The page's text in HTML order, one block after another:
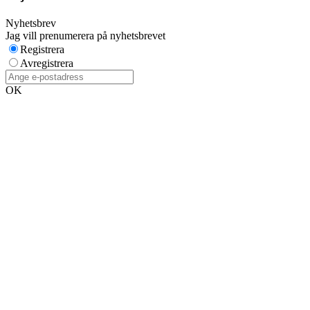
Nyhetsbrev
Jag vill prenumerera på nyhetsbrevet
Registrera
Avregistrera
OK